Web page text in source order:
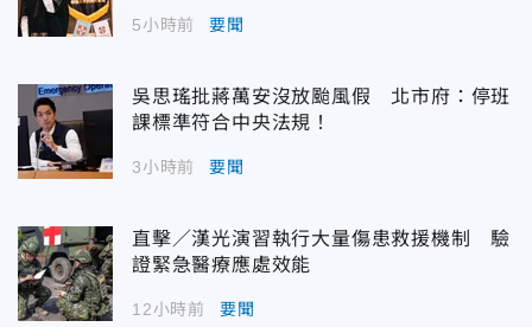
5小時前 要聞
吳思瑤批蔣萬安沒放颱風假 北市府：停班
課標準符合中央法規！
3小時前 要聞
直擊／漢光演習執行大量傷患救援機制 驗
證緊急醫療應處效能
12小時前 要聞